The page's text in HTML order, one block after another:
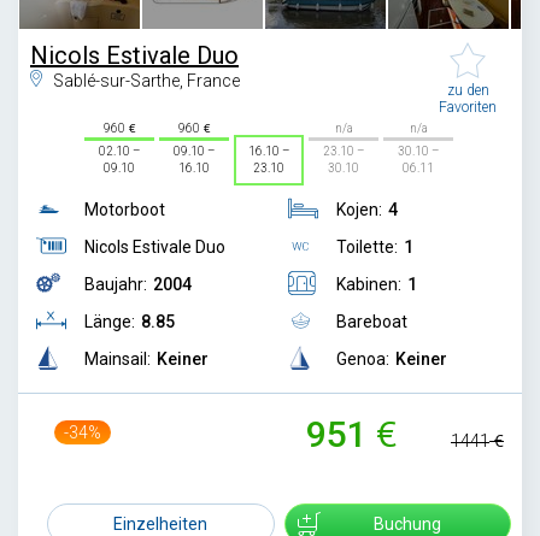
Nicols Estivale Duo
Sablé-sur-Sarthe, France
zu den
Favoriten
960
02.10 –
09.10
960
09.10 –
16.10
16.10 –
23.10
n/a
23.10 –
30.10
n/a
30.10 –
06.11
Motorboot
Nicols Estivale Duo
Baujahr: 2004
Länge: 8.85
Mainsail: Keiner
Kojen: 4
Toilette: 1
Kabinen: 1
Bareboat
Genoa: Keiner
-34% 951 1441
Einzelheiten Buchung